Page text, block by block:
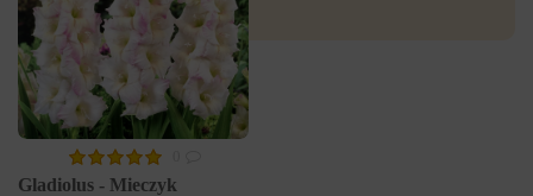
Gladiolus - Mieczyk